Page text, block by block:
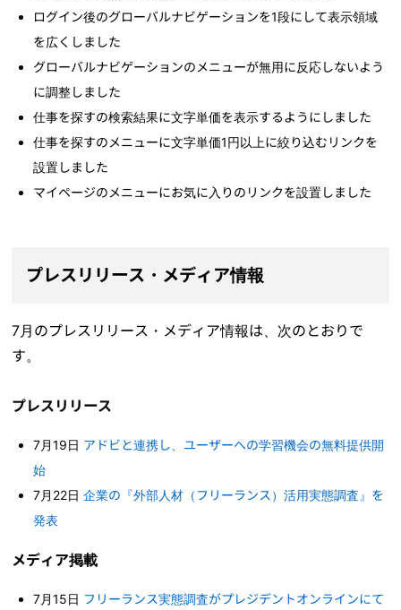
ログイン後のグローバルナビゲーションを1段にして表示領域
を広くしました
グローバルナビゲーションのメニューが無用に反応しないよう
に調整しました
仕事を探すの検索結果に文字単価を表示するようにしました
仕事を探すのメニューに文字単価1円以上に絞り込むリンクを
設置しました
マイページのメニューにお気に入りのリンクを設置しました
プレスリリース・メディア情報
7月のプレスリリース・メディア情報は、次のとおりで
す。
プレスリリース
7月19日 アドビと連携し、ユーザーへの学習機会の無料提供開
始
7月22日企業の『外部人材（フリーランス）活用実態調査』を
発表
メディア掲載
7月15日 フリーランス実態調査がプレジデントオンラインにて